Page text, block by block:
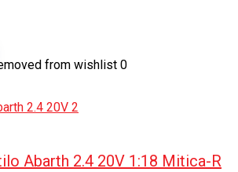
from wishlist 0
Abarth 2.4 20V 1:18 Mitica-R